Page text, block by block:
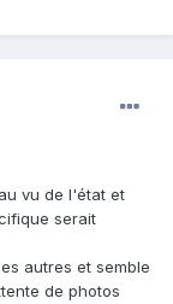
vu de l'état et
serait
autres et semble
de photos